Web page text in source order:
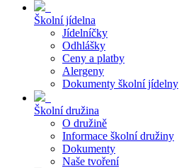
Školní jídelna
Jídelníčky
Odhlášky
Ceny a platby
Alergeny
Dokumenty školní jídelny
Školní družina
O družině
Informace školní družiny
Dokumenty
Naše tvoření